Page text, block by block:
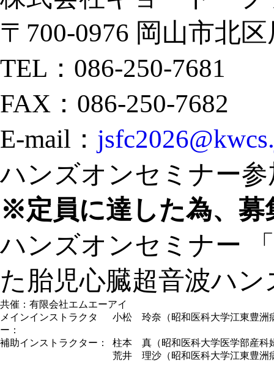
〒700-0976 岡山市北
TEL：086-250-7681
FAX：086-250-7682
E-mail：
ハンズオンセミナー参
※定員に達した為、募
ハンズオンセミナー
た胎児心臓超音波ハ
共催：有限会社エムエーアイ
メインインストラクタ
ー：
小松 玲奈（昭和医科大学江東豊
補助インストラクター：
柱本 真（昭和医科大学医学部産
荒井 理沙（昭和医科大学江東豊